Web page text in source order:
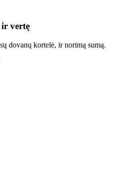
vertę
dovanų kortelė, ir norimą sumą.